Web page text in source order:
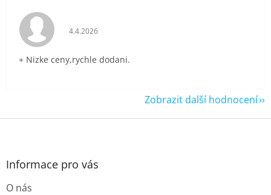
Hodnocení obchodu je 5 z 5 hvězdiček.
4.4.2026
+ Nizke ceny,rychle dodani.
Zobrazit další hodnocení
Z
Informace pro vás
O nás